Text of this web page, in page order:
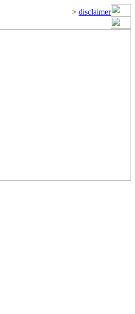
> disclaimer